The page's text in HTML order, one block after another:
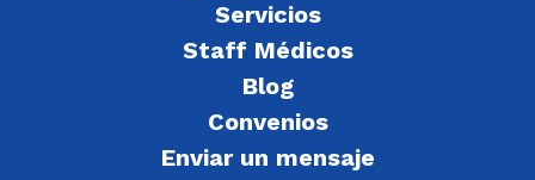
Servicios
Staff Médicos
Blog
Convenios
Enviar un mensaje